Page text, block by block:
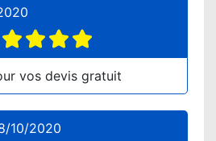
vos devis gratuit
10/2020